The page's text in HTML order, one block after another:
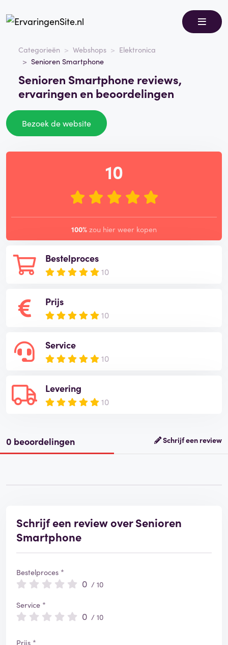
Categorieën Webshops
Elektronica
Senioren Smartphone
Senioren Smartphone reviews,
ervaringen en beoordelingen
Bezoek de website
Bestelproces
10
Prijs
10
Service
10
Levering
10
10
100% zou hier weer kopen
0 beoordelingen Schrijf een review
Schrijf een review over Senioren
Smartphone
Bestelproces *
0 / 10
Service *
0 / 10
Prijs *